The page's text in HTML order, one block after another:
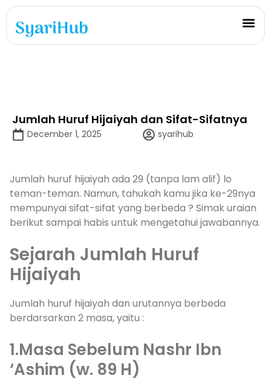
Jumlah Huruf Hijaiyah dan Sifat-Sifatnya
December 1, 2025 syarihub
Jumlah huruf hijaiyah ada 29 (tanpa lam alif) lo
teman-teman. Namun, tahukah kamu jika ke-29nya
mempunyai sifat-sifat yang berbeda ? Simak uraian
berikut sampai habis untuk mengetahui jawabannya.
Sejarah Jumlah Huruf
Hijaiyah
Jumlah huruf hijaiyah dan urutannya berbeda
berdarsarkan 2 masa, yaitu :
1.Masa Sebelum Nashr Ibn
‘Ashim (w. 89 H)